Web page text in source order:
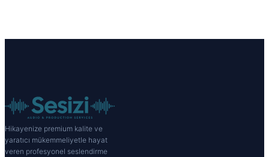
Hikayenize premium kalite ve
yaratıcı mükemmeliyetle hayat
veren profesyonel seslendirme